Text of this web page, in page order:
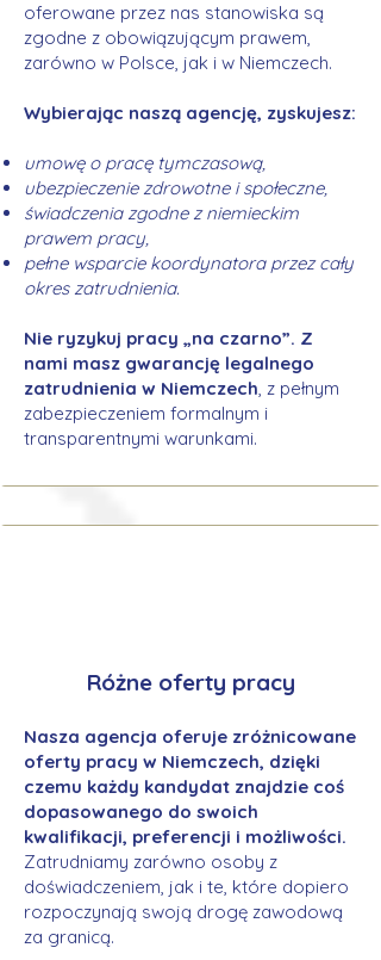
oferowane przez nas stanowiska są
zgodne z obowiązującym prawem,
zarówno w Polsce, jak i w Niemczech.
Wybierając naszą agencję, zyskujesz:
umowę o pracę tymczasową,
ubezpieczenie zdrowotne i społeczne,
świadczenia zgodne z niemieckim
prawem pracy,
pełne wsparcie koordynatora przez cały
okres zatrudnienia.
Nie ryzykuj pracy „na czarno”. Z
nami masz gwarancję legalnego
zatrudnienia w Niemczech, z pełnym
zabezpieczeniem formalnym i
transparentnymi warunkami.
Różne oferty pracy
Nasza agencja oferuje zróżnicowane
oferty pracy w Niemczech, dzięki
czemu każdy kandydat znajdzie coś
dopasowanego do swoich
kwalifikacji, preferencji i możliwości.
Zatrudniamy zarówno osoby z
doświadczeniem, jak i te, które dopiero
rozpoczynają swoją drogę zawodową
za granicą.